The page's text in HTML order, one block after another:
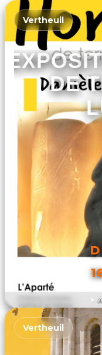
Vertheuil
DE
Vertheuil